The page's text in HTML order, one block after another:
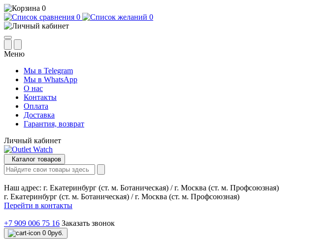
0
0
0
Меню
Мы в Telegram
Мы в WhatsApp
О нас
Контакты
Оплата
Доставка
Гарантия, возврат
Личный кабинет
Каталог товаров
Наш адрес: г. Екатеринбург (ст. м. Ботаническая) / г. Москва (ст. м. Профсоюзная)
г. Екатеринбург (ст. м. Ботаническая) / г. Москва (ст. м. Профсоюзная)
Перейти в контакты
+7 909 006 75 16 Заказать звонок
0 0руб.